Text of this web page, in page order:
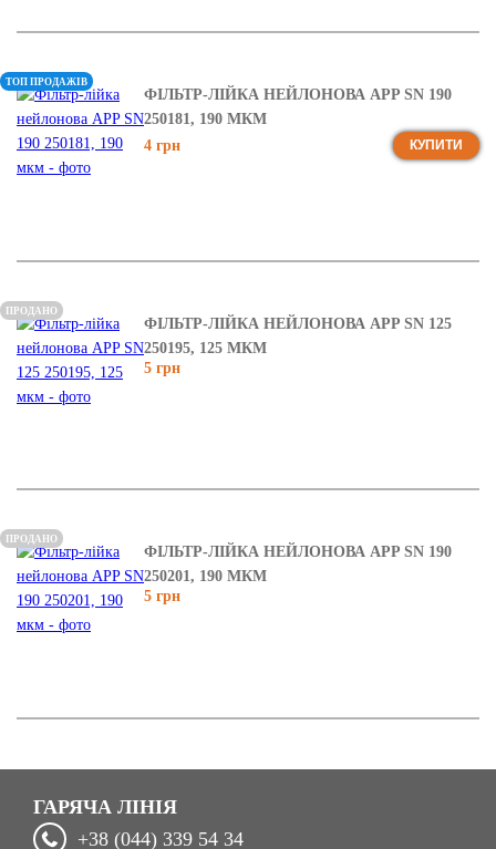
ФІЛЬТР-ЛІЙКА НЕЙЛОНОВА APP SN 190
250181, 190 МКМ
4 грн
КУПИТИ
ТОП ПРОДАЖІВ
ФІЛЬТР-ЛІЙКА НЕЙЛОНОВА APP SN 125
250195, 125 МКМ
5 грн
ПРОДАНО
ФІЛЬТР-ЛІЙКА НЕЙЛОНОВА APP SN 190
250201, 190 МКМ
5 грн
ПРОДАНО
ГАРЯЧА ЛІНІЯ
+38 (044) 339 54 34